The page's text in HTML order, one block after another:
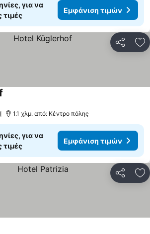
για να
τιμές
Εμφάνιση τιμών
1.1 χλμ. από: Κέντρο πόλης
για να
τιμές
Εμφάνιση τιμών